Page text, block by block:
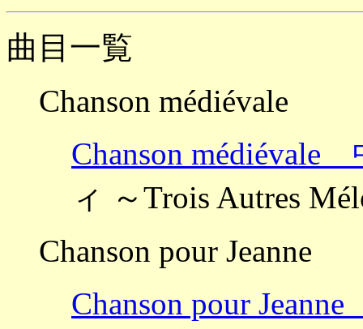
曲目一覧
Chanson médiévale
Chanson médiévale
ィ ～Trois Autres
Chanson pour Jeanne
Chanson pour